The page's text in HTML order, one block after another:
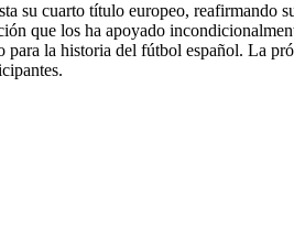
su cuarto título europeo, reafirmando
que los ha apoyado
para la historia del fútbol español. La